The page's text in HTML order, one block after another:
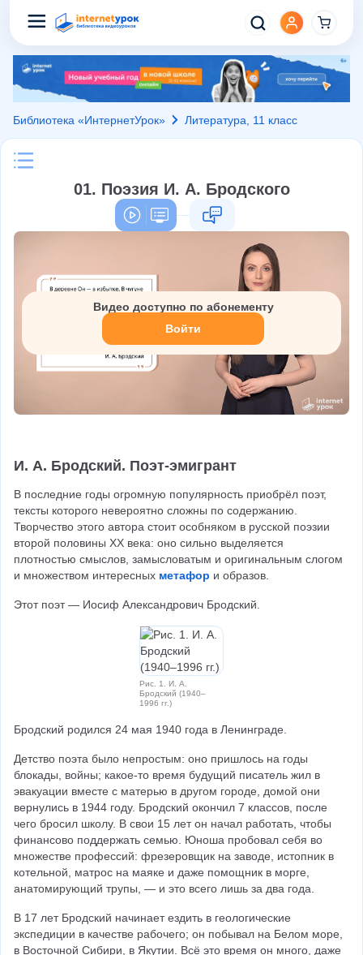
Библиотека «ИнтернетУрок» Литература, 11 класс
01. Поэзия И. А. Бродского
Видео доступно по абонементу
Войти
И. А. Бродский. Поэт-эмигрант
В последние годы огромную популярность приобрёл поэт,
тексты которого невероятно сложны по содержанию.
Творчество этого автора стоит особняком в русской поэзии
второй половины XX века: оно сильно выделяется
плотностью смыслов, замысловатым и оригинальным слогом
и множеством интересных метафор и образов.
Этот поэт — Иосиф Александрович Бродский.
Рис. 1. И. А.
Бродский (1940–
1996 гг.)
Бродский родился 24 мая 1940 года в Ленинграде.
Детство поэта было непростым: оно пришлось на годы
блокады, войны; какое-то время будущий писатель жил в
эвакуации вместе с матерью в другом городе, домой они
вернулись в 1944 году. Бродский окончил 7 классов, после
чего бросил школу. В свои 15 лет он начал работать, чтобы
финансово поддержать семью. Юноша пробовал себя во
множестве профессий: фрезеровщик на заводе, истопник в
котельной, матрос на маяке и даже помощник в морге,
анатомирующий трупы, — и это всего лишь за два года.
В 17 лет Бродский начинает ездить в геологические
экспедиции в качестве рабочего; он побывал на Белом море,
в Восточной Сибири, в Якутии. Всё это время он много, даже